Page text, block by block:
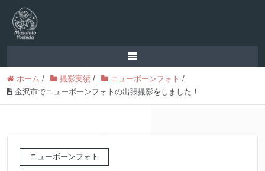
ホーム / 撮影実績 / ニューボーンフォト /
金沢市でニューボーンフォトの出張撮影をしました！
ニューボーンフォト